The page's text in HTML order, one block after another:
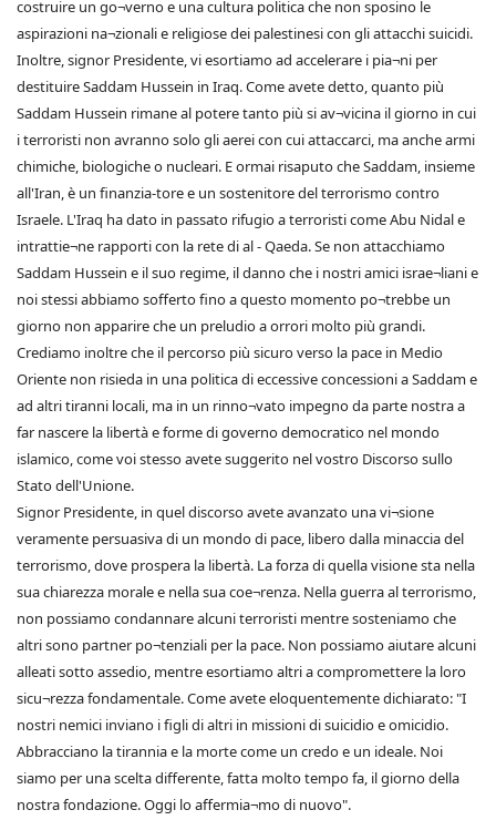
costruire un go¬verno e una cultura politica che non sposino le
aspirazioni na¬zionali e religiose dei palestinesi con gli attacchi suicidi.
Inoltre, signor Presidente, vi esortiamo ad accelerare i pia¬ni per
destituire Saddam Hussein in Iraq. Come avete detto, quanto più
Saddam Hussein rimane al potere tanto più si av¬vicina il giorno in cui
i terroristi non avranno solo gli aerei con cui attaccarci, ma anche armi
chimiche, biologiche o nucleari. E ormai risaputo che Saddam, insieme
all'Iran, è un finanzia-tore e un sostenitore del terrorismo contro
Israele. L'Iraq ha dato in passato rifugio a terroristi come Abu Nidal e
intrattie¬ne rapporti con la rete di al - Qaeda. Se non attacchiamo
Saddam Hussein e il suo regime, il danno che i nostri amici israe¬liani e
noi stessi abbiamo sofferto fino a questo momento po¬trebbe un
giorno non apparire che un preludio a orrori molto più grandi.
Crediamo inoltre che il percorso più sicuro verso la pace in Medio
Oriente non risieda in una politica di eccessive concessioni a Saddam e
ad altri tiranni locali, ma in un rinno¬vato impegno da parte nostra a
far nascere la libertà e forme di governo democratico nel mondo
islamico, come voi stesso avete suggerito nel vostro Discorso sullo
Stato dell'Unione.
Signor Presidente, in quel discorso avete avanzato una vi¬sione
veramente persuasiva di un mondo di pace, libero dalla minaccia del
terrorismo, dove prospera la libertà. La forza di quella visione sta nella
sua chiarezza morale e nella sua coe¬renza. Nella guerra al terrorismo,
non possiamo condannare alcuni terroristi mentre sosteniamo che
altri sono partner po¬tenziali per la pace. Non possiamo aiutare alcuni
alleati sotto assedio, mentre esortiamo altri a compromettere la loro
sicu¬rezza fondamentale. Come avete eloquentemente dichiarato: "I
nostri nemici inviano i figli di altri in missioni di suicidio e omicidio.
Abbracciano la tirannia e la morte come un credo e un ideale. Noi
siamo per una scelta differente, fatta molto tempo fa, il giorno della
nostra fondazione. Oggi lo affermia¬mo di nuovo".